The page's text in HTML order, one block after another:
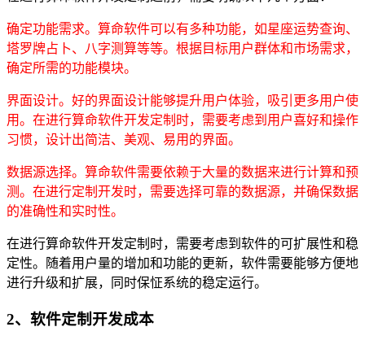
确定功能需求。算命软件可以有多种功能，如星座运势查询、
塔罗牌占卜、八字测算等等。根据目标用户群体和市场需求，
确定所需的功能模块。
界面设计。好的界面设计能够提升用户体验，吸引更多用户使
用。在进行算命软件开发定制时，需要考虑到用户喜好和操作
习惯，设计出简洁、美观、易用的界面。
数据源选择。算命软件需要依赖于大量的数据来进行计算和预
测。在进行定制开发时，需要选择可靠的数据源，并确保数据
的准确性和实时性。
在进行算命软件开发定制时，需要考虑到软件的可扩展性和稳
定性。随着用户量的增加和功能的更新，软件需要能够方便地
进行升级和扩展，同时保怔系统的稳定运行。
2、软件定制开发成本